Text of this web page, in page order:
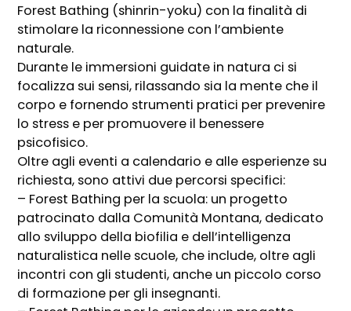
Forest Bathing (shinrin-yoku) con la finalità di
stimolare la riconnessione con l’ambiente
naturale.
Durante le immersioni guidate in natura ci si
focalizza sui sensi, rilassando sia la mente che il
corpo e fornendo strumenti pratici per prevenire
lo stress e per promuovere il benessere
psicofisico.
Oltre agli eventi a calendario e alle esperienze su
richiesta, sono attivi due percorsi specifici:
– Forest Bathing per la scuola: un progetto
patrocinato dalla Comunità Montana, dedicato
allo sviluppo della biofilia e dell’intelligenza
naturalistica nelle scuole, che include, oltre agli
incontri con gli studenti, anche un piccolo corso
di formazione per gli insegnanti.